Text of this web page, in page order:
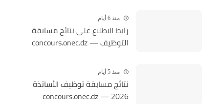
منذ 6 أيام
رابط الاطلاع على نتائج مسابقة
التوظيف — concours.onec.dz
منذ 5 أيام
نتائج مسابقة توظيف الأساتذة
2026 — concours.onec.dz